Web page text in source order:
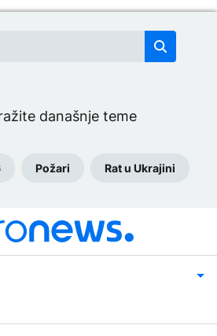
današnje teme
Požari Rat u Ukrajini
Sport